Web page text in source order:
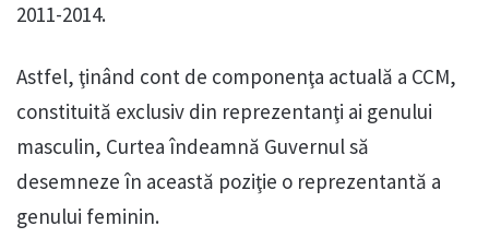
2011-2014.
Astfel, ţinând cont de componenţa actuală a CCM,
constituită exclusiv din reprezentanţi ai genului
masculin, Curtea îndeamnă Guvernul să
desemneze în această poziţie o reprezentantă a
genului feminin.